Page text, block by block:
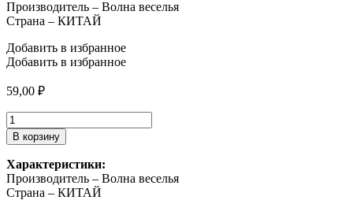
Производитель – Волна веселья
Страна – КИТАЙ
Добавить в избранное
Добавить в избранное
59,00 ₽
Количество
товара
Свеча
"Цифра
9"
цветная
В корзину
Характеристики:
Производитель – Волна веселья
Страна – КИТАЙ